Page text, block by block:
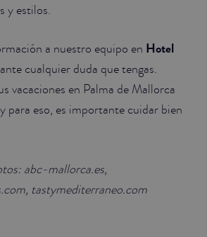
y estilos.
a nuestro equipo en Hotel
ante cualquier duda que tengas.
vacaciones en Palma de Mallorca
para eso, es importante cuidar bien
abc-mallorca.es,
tastymediterraneo.com